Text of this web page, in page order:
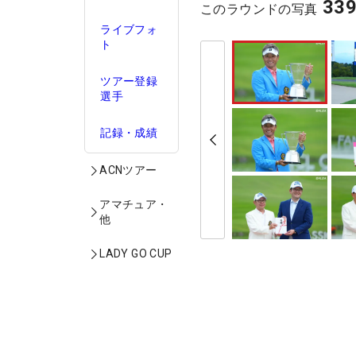
ライブフォ
ト
ツアー登録
選手
記録・成績
ACNツアー
アマチュア・
他
LADY GO CUP
このラウンドの写真